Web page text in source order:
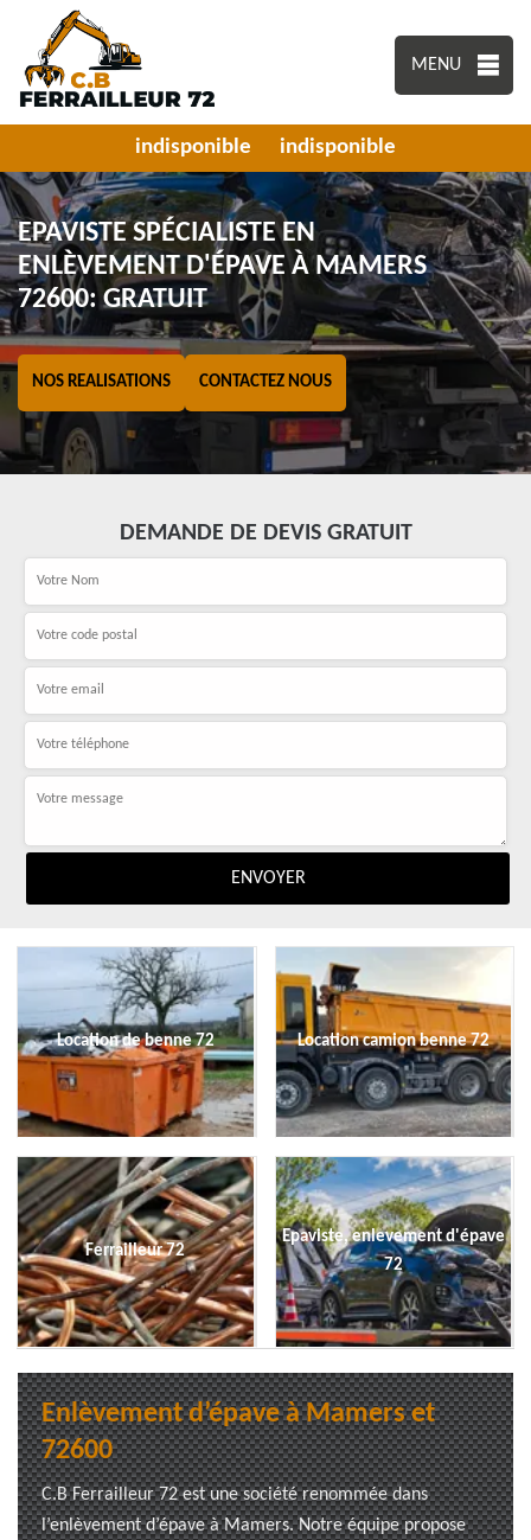
MENU
indisponible indisponible
EPAVISTE SPÉCIALISTE EN
ENLÈVEMENT D'ÉPAVE À MAMERS
72600: GRATUIT
NOS REALISATIONS CONTACTEZ NOUS
DEMANDE DE DEVIS GRATUIT
Location de benne 72 Location camion benne 72
Ferrailleur 72
Epaviste, enlevement d'épave
72
Enlèvement d’épave à Mamers et
72600
C.B Ferrailleur 72 est une société renommée dans
l’enlèvement d’épave à Mamers. Notre équipe propose